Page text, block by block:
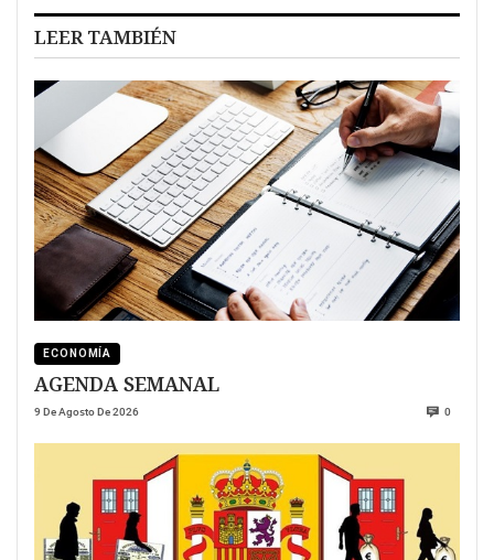
LEER TAMBIÉN
ECONOMÍA
AGENDA SEMANAL
9 De Agosto De 2026 0